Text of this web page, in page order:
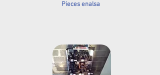
Pieces enalsa